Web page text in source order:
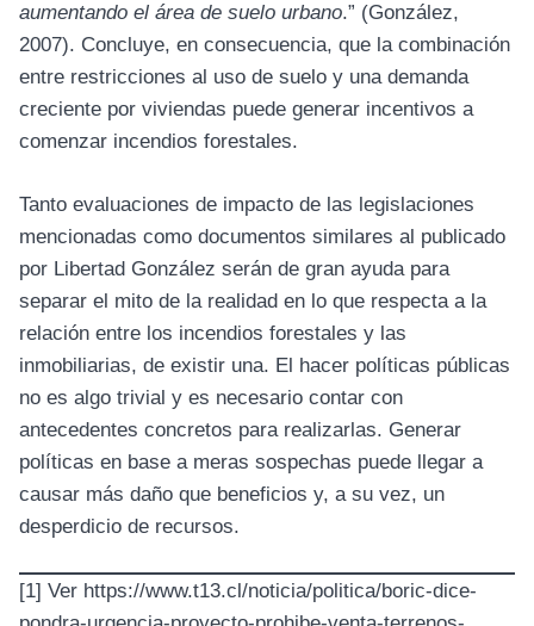
aumentando el área de suelo urbano.” (González,
2007). Concluye, en consecuencia, que la combinación
entre restricciones al uso de suelo y una demanda
creciente por viviendas puede generar incentivos a
comenzar incendios forestales.
Tanto evaluaciones de impacto de las legislaciones
mencionadas como documentos similares al publicado
por Libertad González serán de gran ayuda para
separar el mito de la realidad en lo que respecta a la
relación entre los incendios forestales y las
inmobiliarias, de existir una. El hacer políticas públicas
no es algo trivial y es necesario contar con
antecedentes concretos para realizarlas. Generar
políticas en base a meras sospechas puede llegar a
causar más daño que beneficios y, a su vez, un
desperdicio de recursos.
[1] Ver https://www.t13.cl/noticia/politica/boric-dice-